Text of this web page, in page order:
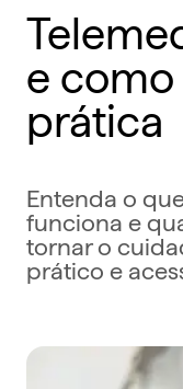
e
prática
Entenda o
funciona e
tornar o
prático e